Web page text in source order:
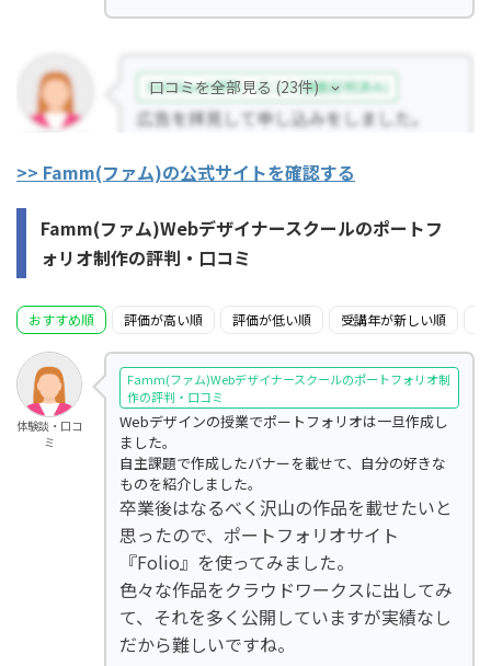
口コミを全部見る (23件)
>> Famm(ファム)の公式サイトを確認する
Famm(ファム)Webデザイナースクールのポートフ
ォリオ制作の評判・口コミ
おすすめ順 評価が高い順 評価が低い順 受講年が新しい順
体験談・口コ
ミ
Famm(ファム)Webデザイナースクールのポートフォリオ制
作の評判・口コミ
Webデザインの授業でポートフォリオは一旦作成し
ました。
自主課題で作成したバナーを載せて、自分の好きな
ものを紹介しました。
卒業後はなるべく沢山の作品を載せたいと
思ったので、ポートフォリオサイト
『Folio』を使ってみました。
色々な作品をクラウドワークスに出してみ
て、それを多く公開していますが実績なし
だから難しいですね。